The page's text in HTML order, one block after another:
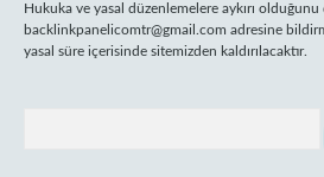
Hukuka ve yasal düzenlemelere aykırı
backlinkpanelicomtr@gmail.com adresine
yasal süre içerisinde sitemizden kaldırılacaktır.